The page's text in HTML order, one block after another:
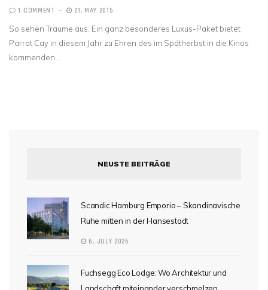
1 COMMENT 21. MAY 2015
So sehen Träume aus: Ein ganz besonderes Luxus-Paket bietet
Parrot Cay in diesem Jahr zu Ehren des im Spätherbst in die Kinos
kommenden…
NEUSTE BEITRÄGE
Scandic Hamburg Emporio – Skandinavische
Ruhe mitten in der Hansestadt
6. JULY 2026
Fuchsegg Eco Lodge: Wo Architektur und